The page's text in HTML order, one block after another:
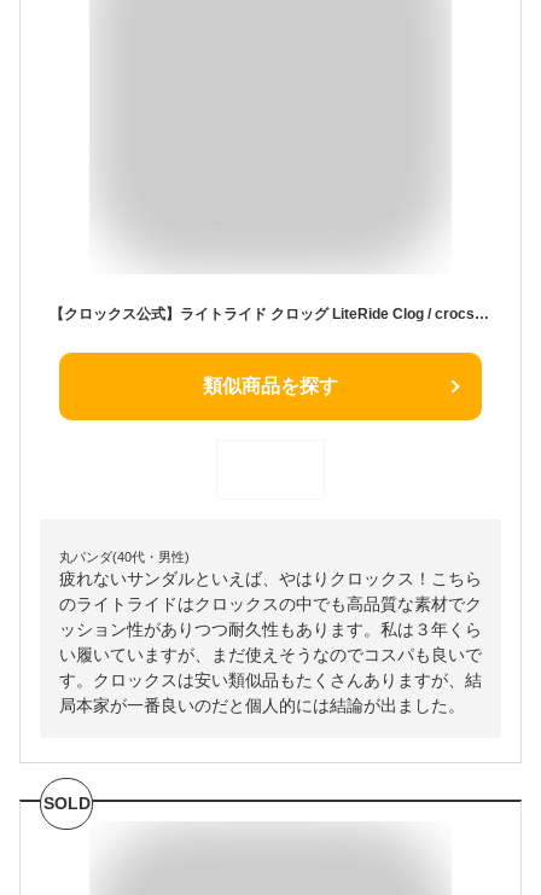
【クロックス公式】ライトライド クロッグ LiteRide Clog / crocs サンダル レディース メンズ 定番 新商品 【PR3】
類似商品を探す
丸パンダ(40代・男性)
疲れないサンダルといえば、やはりクロックス！こちら
のライトライドはクロックスの中でも高品質な素材でク
ッション性がありつつ耐久性もあります。私は３年くら
い履いていますが、まだ使えそうなのでコスパも良いで
す。クロックスは安い類似品もたくさんありますが、結
局本家が一番良いのだと個人的には結論が出ました。
SOLD